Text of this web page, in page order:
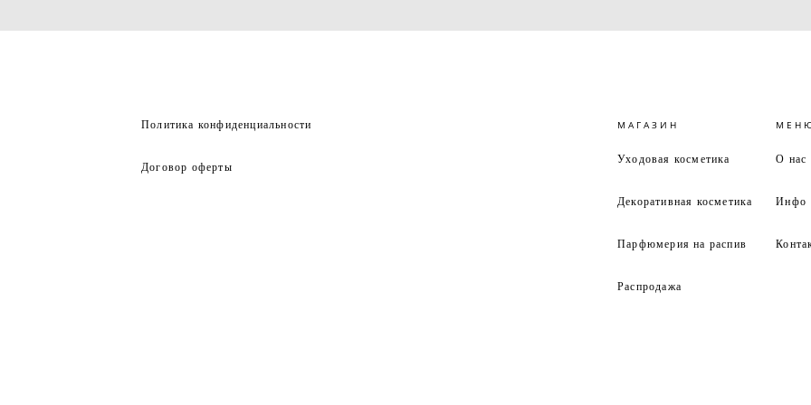
Политика конфиденциальности
Договор оферты
МАГАЗИН
Уходовая косметика
Декоративная косметика
Парфюмерия на распив
Распродажа
О нас
Инфо